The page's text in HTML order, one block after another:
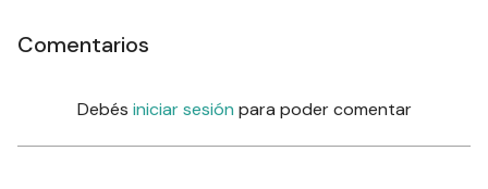
Comentarios
Debés iniciar sesión para poder comentar